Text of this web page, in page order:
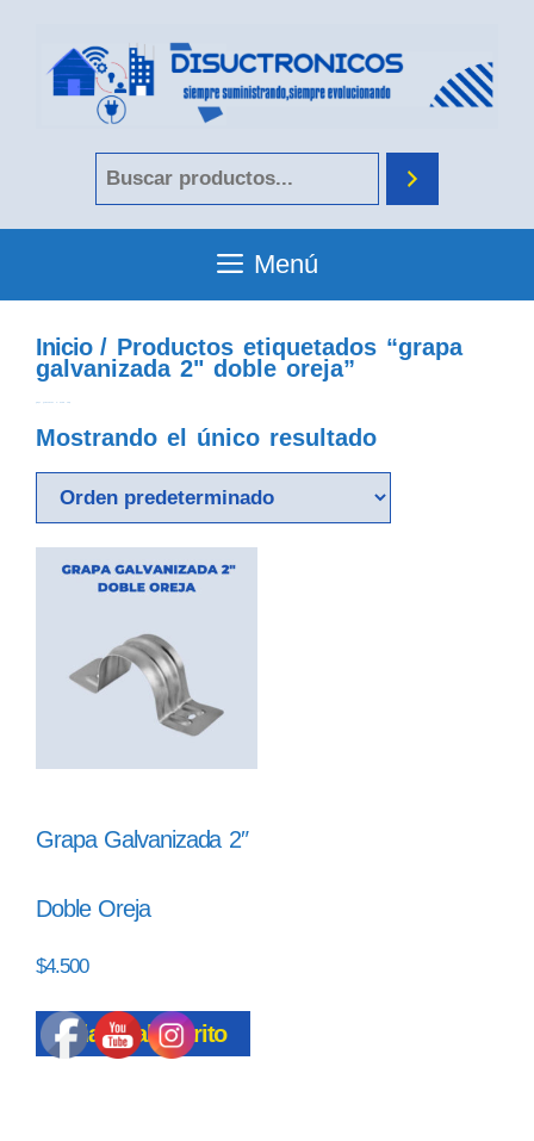
Menú
Inicio/ Productos etiquetados “grapa
galvanizada 2" doble oreja”
Mostrando el único resultado
Grapa Galvanizada 2″
Doble Oreja
$4.500
Añadir al carrito